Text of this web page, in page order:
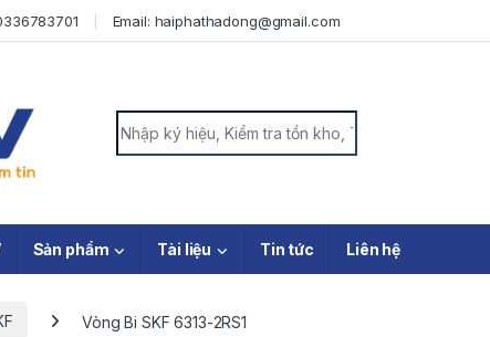
Email: haiphathadong@gmail.com
Search for:
Sản phẩm Tài liệu Tin tức Liên hệ
Vòng Bi SKF 6313-2RS1